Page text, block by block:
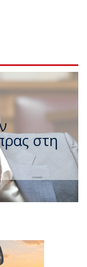
Κελσίου